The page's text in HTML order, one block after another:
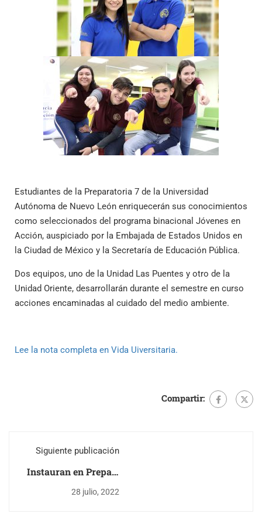
Estudiantes de la Preparatoria 7 de la Universidad
Autónoma de Nuevo León enriquecerán sus conocimientos
como seleccionados del programa binacional Jóvenes en
Acción, auspiciado por la Embajada de Estados Unidos en
la Ciudad de México y la Secretaría de Educación Pública.
Dos equipos, uno de la Unidad Las Puentes y otro de la
Unidad Oriente, desarrollarán durante el semestre en curso
acciones encaminadas al cuidado del medio ambiente.
Lee la nota completa en Vida Uiversitaria.
Compartir:
Siguiente publicación
Instauran en Prepa 7
Cátedra Gilberto
28 julio, 2022